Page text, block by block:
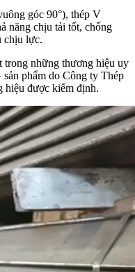
góc 90°), thép V
năng chịu tải tốt, chống
chịu lực.
trong những thương hiệu uy
sản phẩm do Công ty Thép
hiệu được kiểm định.